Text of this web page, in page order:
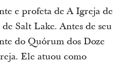
e profeta de A Igreja de
Salt Lake. Antes de seu
do Quórum dos Doze
Ele atuou como